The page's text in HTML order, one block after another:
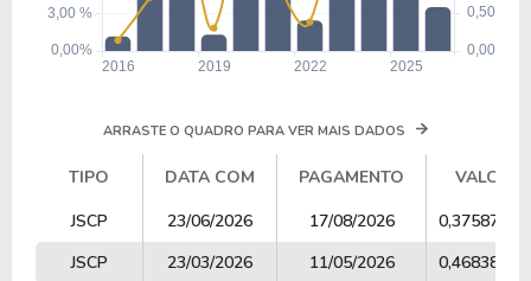
ARRASTE O QUADRO PARA VER MAIS DADOS
TIPO DATA COM PAGAMENTO
VALOR
TIPO
DATA COM PAGAMENTO VALOR
JSCP 23/06/2026 17/08/2026
0,37587356
JSCP
23/03/2026 11/05/2026
0,46838596